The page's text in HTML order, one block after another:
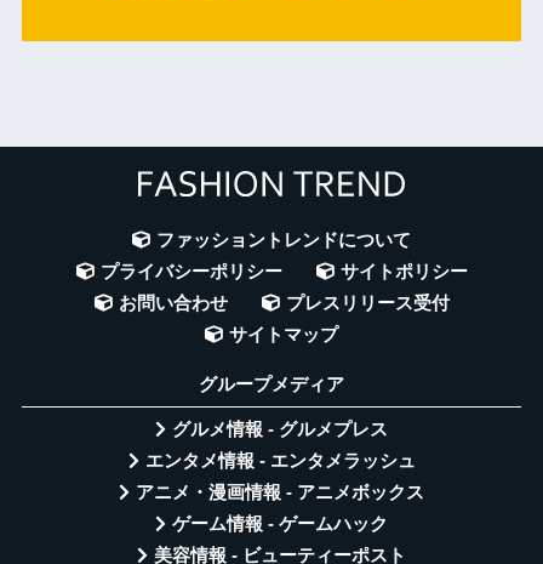
ファッショントレンドについて
プライバシーポリシー
サイトポリシー
お問い合わせ
プレスリリース受付
サイトマップ
グループメディア
グルメ情報 - グルメプレス
エンタメ情報 - エンタメラッシュ
アニメ・漫画情報 - アニメボックス
ゲーム情報 - ゲームハック
美容情報 - ビューティーポスト